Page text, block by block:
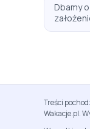
Dbamy
Treści
Wakacje.pl.